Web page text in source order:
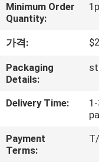
리
에
관
한
것
공
Minimum Order
Quantity:
가격:
Packaging
Details:
Delivery Time:
Payment
Terms: